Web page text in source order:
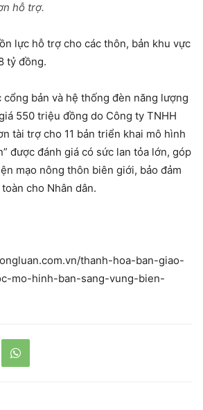
hỗ trợ.
lực hỗ trợ cho các thôn, bản khu vực
tỷ đồng.
cổng bản và hệ thống đèn năng lượng
550 triệu đồng do Công ty TNHH
tài trợ cho 11 bản triển khai mô hình
được đánh giá có sức lan tỏa lớn, góp
mạo nông thôn biên giới, bảo đảm
cho Nhân dân.
thanh-hoa-ban-giao-
mo-hinh-ban-sang-vung-bien-